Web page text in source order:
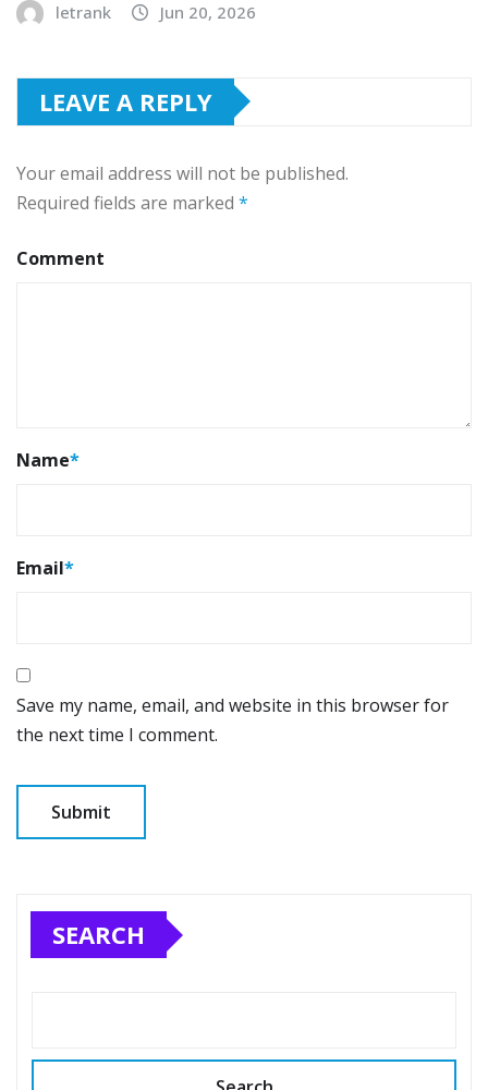
letrank Jun 20, 2026
LEAVE A REPLY
Your email address will not be published.
Required fields are marked *
Comment
Name*
Email*
Save my name, email, and website in this browser for
the next time I comment.
SEARCH